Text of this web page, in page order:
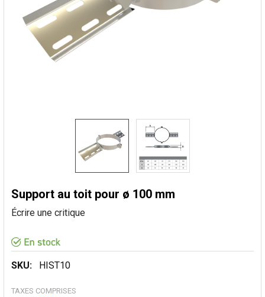
Support au toit pour ø 100 mm
Écrire une critique
SKU: HIST10
TAXES COMPRISES